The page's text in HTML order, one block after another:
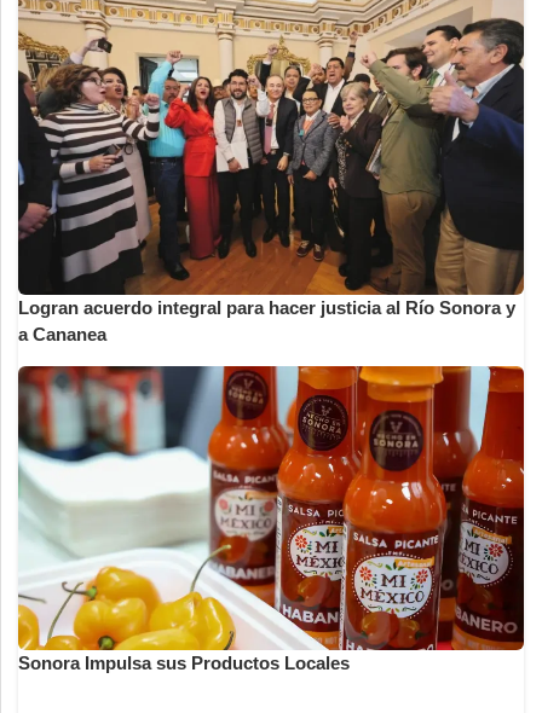
Logran acuerdo integral para hacer justicia al Río Sonora y
a Cananea
Sonora Impulsa sus Productos Locales